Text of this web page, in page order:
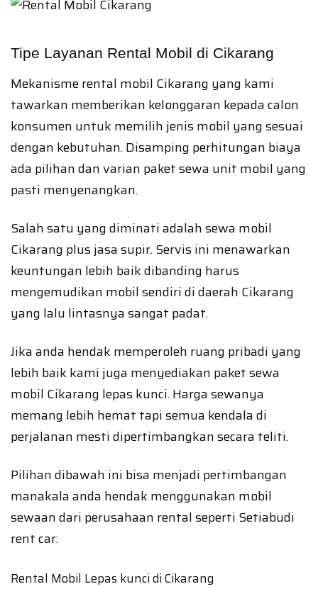
Tipe Layanan Rental Mobil di Cikarang
Mekanisme rental mobil Cikarang yang kami
tawarkan memberikan kelonggaran kepada calon
konsumen untuk memilih jenis mobil yang sesuai
dengan kebutuhan. Disamping perhitungan biaya
ada pilihan dan varian paket sewa unit mobil yang
pasti menyenangkan.
Salah satu yang diminati adalah sewa mobil
Cikarang plus jasa supir. Servis ini menawarkan
keuntungan lebih baik dibanding harus
mengemudikan mobil sendiri di daerah Cikarang
yang lalu lintasnya sangat padat.
Jika anda hendak memperoleh ruang pribadi yang
lebih baik kami juga menyediakan paket sewa
mobil Cikarang lepas kunci. Harga sewanya
memang lebih hemat tapi semua kendala di
perjalanan mesti dipertimbangkan secara teliti.
Pilihan dibawah ini bisa menjadi pertimbangan
manakala anda hendak menggunakan mobil
sewaan dari perusahaan rental seperti Setiabudi
rent car:
Rental Mobil Lepas kunci di Cikarang